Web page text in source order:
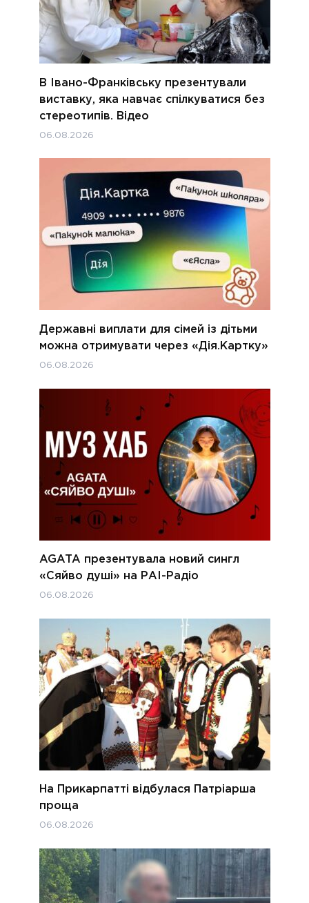
В Івано-Франківську презентували
виставку, яка навчає спілкуватися без
стереотипів. Відео
06.08.2026
Державні виплати для сімей із дітьми
можна отримувати через «Дія.Картку»
06.08.2026
AGATA презентувала новий сингл
«Сяйво душі» на РАІ-Радіо
06.08.2026
На Прикарпатті відбулася Патріарша
проща
06.08.2026